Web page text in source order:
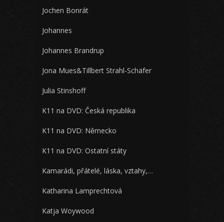
Jochen Bonrát
Johannes
Johannes Brandrup
Jona Mues&Tillbert Strahl-Schäfer
Julia Stinshoff
K11 na DVD: Česká republika
K11 na DVD: Německo
K11 na DVD: Ostatní státy
Kamarádi, přátelé, láska, vztahy,…
Katharina Lamprechtová
Katja Woywood